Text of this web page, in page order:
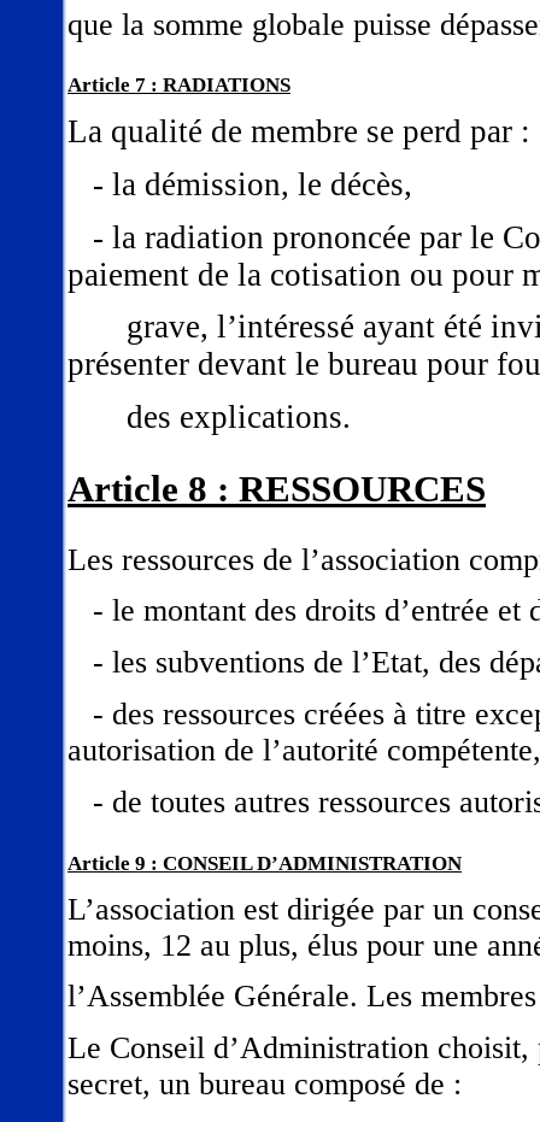
que la somme globale puisse
Article 7 : RADIATIONS
La qualité de membre se perd par :
- la démission, le décès,
- la radiation prononcée par le
paiement de la cotisation ou pour
grave, l’intéressé ayant été
présenter devant le bureau pour
des explications.
Article 8 : RESSOURCES
Les ressources de l’association
- le montant des droits d’entrée et
- les subventions de l’Etat, des
- des ressources créées à titre
autorisation de l’autorité compétente,
- de toutes autres ressources
Article 9 : CONSEIL D’ADMINISTRATION
L’association est dirigée par un
moins, 12 au plus, élus pour une
l’Assemblée Générale. Les
Le Conseil d’Administration choisit,
secret, un bureau composé de :